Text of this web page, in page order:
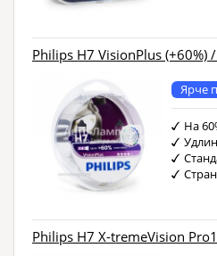
Philips H7 VisionPlus (+60%)
Ярче
На
Philips H7 X-tremeVision